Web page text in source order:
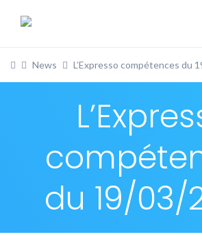
News L’Expresso compétences du
du 19/03/